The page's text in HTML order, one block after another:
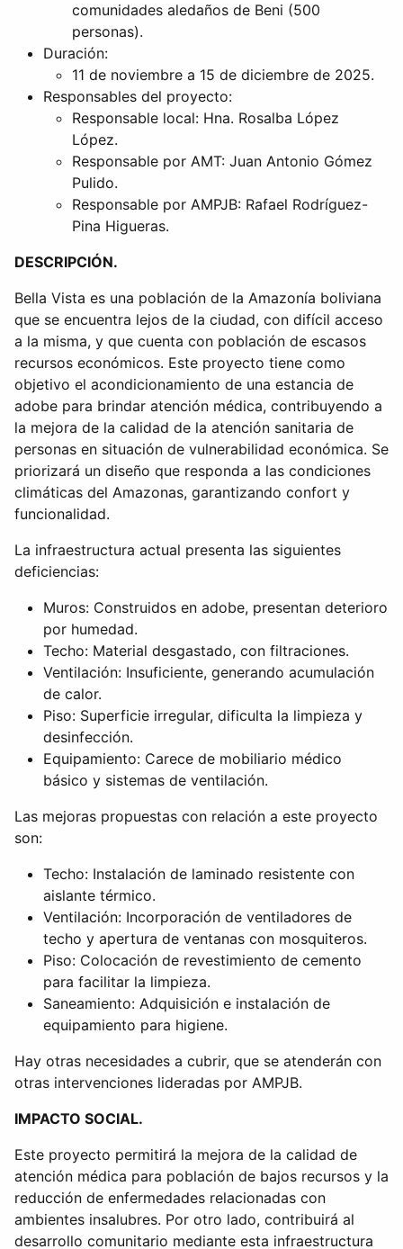
comunidades aledaños de Beni (500
personas).
Duración:
11 de noviembre a 15 de diciembre de 2025.
Responsables del proyecto:
Responsable local: Hna. Rosalba López
López.
Responsable por AMT: Juan Antonio Gómez
Pulido.
Responsable por AMPJB: Rafael Rodríguez-
Pina Higueras.
DESCRIPCIÓN.
Bella Vista es una población de la Amazonía boliviana
que se encuentra lejos de la ciudad, con difícil acceso
a la misma, y que cuenta con población de escasos
recursos económicos. Este proyecto tiene como
objetivo el acondicionamiento de una estancia de
adobe para brindar atención médica, contribuyendo a
la mejora de la calidad de la atención sanitaria de
personas en situación de vulnerabilidad económica. Se
priorizará un diseño que responda a las condiciones
climáticas del Amazonas, garantizando confort y
funcionalidad.
La infraestructura actual presenta las siguientes
deficiencias:
Muros: Construidos en adobe, presentan deterioro
por humedad.
Techo: Material desgastado, con filtraciones.
Ventilación: Insuficiente, generando acumulación
de calor.
Piso: Superficie irregular, dificulta la limpieza y
desinfección.
Equipamiento: Carece de mobiliario médico
básico y sistemas de ventilación.
Las mejoras propuestas con relación a este proyecto
son:
Techo: Instalación de laminado resistente con
aislante térmico.
Ventilación: Incorporación de ventiladores de
techo y apertura de ventanas con mosquiteros.
Piso: Colocación de revestimiento de cemento
para facilitar la limpieza.
Saneamiento: Adquisición e instalación de
equipamiento para higiene.
Hay otras necesidades a cubrir, que se atenderán con
otras intervenciones lideradas por AMPJB.
IMPACTO SOCIAL.
Este proyecto permitirá la mejora de la calidad de
atención médica para población de bajos recursos y la
reducción de enfermedades relacionadas con
ambientes insalubres. Por otro lado, contribuirá al
desarrollo comunitario mediante esta infraestructura